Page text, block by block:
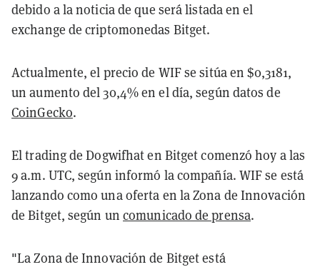
debido a la noticia de que será listada en el
exchange de criptomonedas Bitget.
Actualmente, el precio de WIF se sitúa en $0,3181,
un aumento del 30,4% en el día, según datos de
CoinGecko.
El trading de Dogwifhat en Bitget comenzó hoy a las
9 a.m. UTC, según informó la compañía. WIF se está
lanzando como una oferta en la Zona de Innovación
de Bitget, según un comunicado de prensa.
"La Zona de Innovación de Bitget está